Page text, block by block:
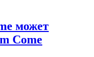
может
Come